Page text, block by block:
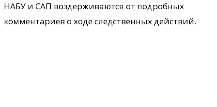
НАБУ и САП воздерживаются от подробных
комментариев о ходе следственных действий.